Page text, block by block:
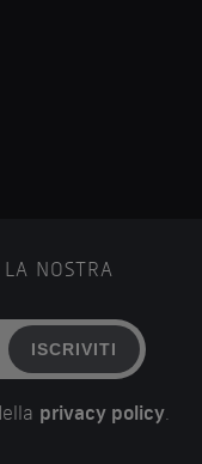
NOSTRA
ISCRIVITI
privacy policy.